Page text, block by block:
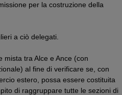
per la costruzione della
a ciò delegati.
mista tra Alce e Ance (con
al fine di verificare se, con
estero, possa essere costituita
di raggruppare tutte le sezioni di